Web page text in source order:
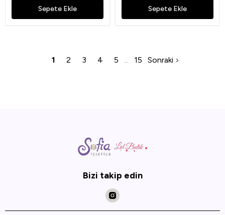
Sepete Ekle Sepete Ekle
1 2 3 4 5 15 Sonraki
Bizi takip edin